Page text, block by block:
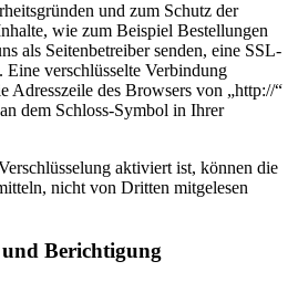
und zum Schutz der
wie zum Beispiel Bestellungen
als Seitenbetreiber senden, eine SSL-
verschlüsselte Verbindung
Adresszeile des Browsers von „http://“
dem Schloss-Symbol in Ihrer
aktiviert ist, können die
nicht von Dritten mitgelesen
Berichtigung